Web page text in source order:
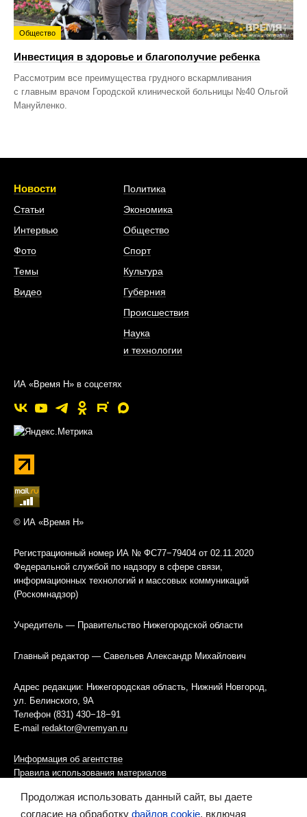
Общество
Инвестиция в здоровье и благополучие ребенка
Рассмотрим все преимущества грудного вскармливания
с главным врачом Городской клинической больницы №40 Ольгой
Мануйленко.
Новости
Статьи
Интервью
Фото
Темы
Видео
Политика
Экономика
Общество
Спорт
Культура
Губерния
Происшествия
Наука
и технологии
ИА «Время Н» в соцсетях
© ИА «Время Н»
Регистрационный номер ИА № ФС77−79404 от 02.11.2020
Федеральной службой по надзору в сфере связи,
информационных технологий и массовых коммуникаций
(Роскомнадзор)
Учредитель — Правительство Нижегородской области
Главный редактор — Савельев Александр Михайлович
Адрес редакции: Нижегородская область, Нижний Новгород,
ул. Белинского, 9А
Телефон (831) 430−18−91
E-mail redaktor@vremyan.ru
Информация об агентстве
Правила использования материалов
Информационная политика использования «cookies»-файлов
Продолжая использовать данный сайт, вы даете
согласие на обработку файлов cookie, включая